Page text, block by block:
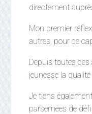
directement
Mon premier
autres, pour ce
Depuis toutes ces
jeunesse la
Je tiens
parsemées de